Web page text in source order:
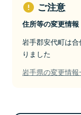
ご注意
住所等の変更情報
岩手郡安代町は
りました
岩手県の変更情